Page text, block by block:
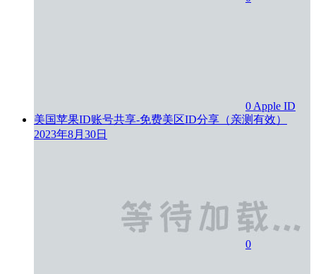
0 Apple ID
美国苹果ID账号共享-免费美区ID分享（亲测有效）
2023年8月30日
0